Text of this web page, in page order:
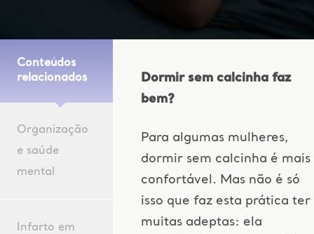
Conteúdos
relacionados
Organização
e saúde
mental
Infarto em
Dormir sem calcinha faz
bem?
Para algumas mulheres,
dormir sem calcinha é mais
confortável. Mas não é só
isso que faz esta prática ter
muitas adeptas: ela